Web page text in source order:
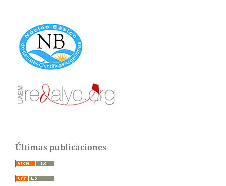
Últimas publicaciones